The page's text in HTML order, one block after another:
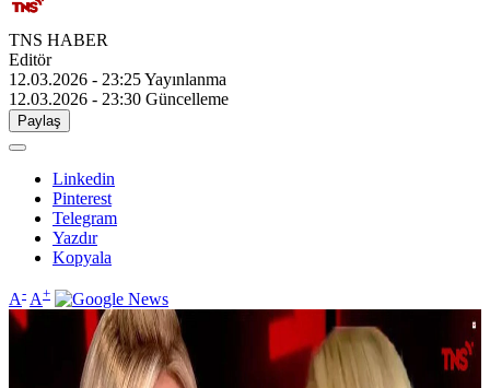
TNS HABER
Editör
12.03.2026 - 23:25Yayınlanma
12.03.2026 - 23:30 Güncelleme
Paylaş
Linkedin
Pinterest
Telegram
Yazdır
Kopyala
A- A+